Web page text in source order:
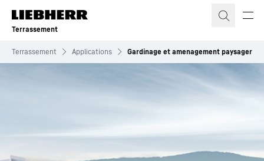
Terrassement
Terrassement Applications Gardinage et amenagement paysager